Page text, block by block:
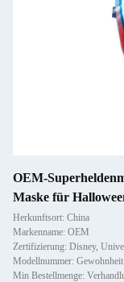
OEM-
Maske für
Herkunftsort: China
Markenname: OEM
Zertifizierung: Disney,
Modellnummer: Gewohnheit
Min Bestellmenge: